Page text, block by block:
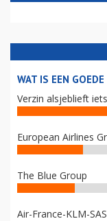
WAT IS EEN
Verzin alsjeblieft
European Airlines
The Blue Group
Air-France-KLM-